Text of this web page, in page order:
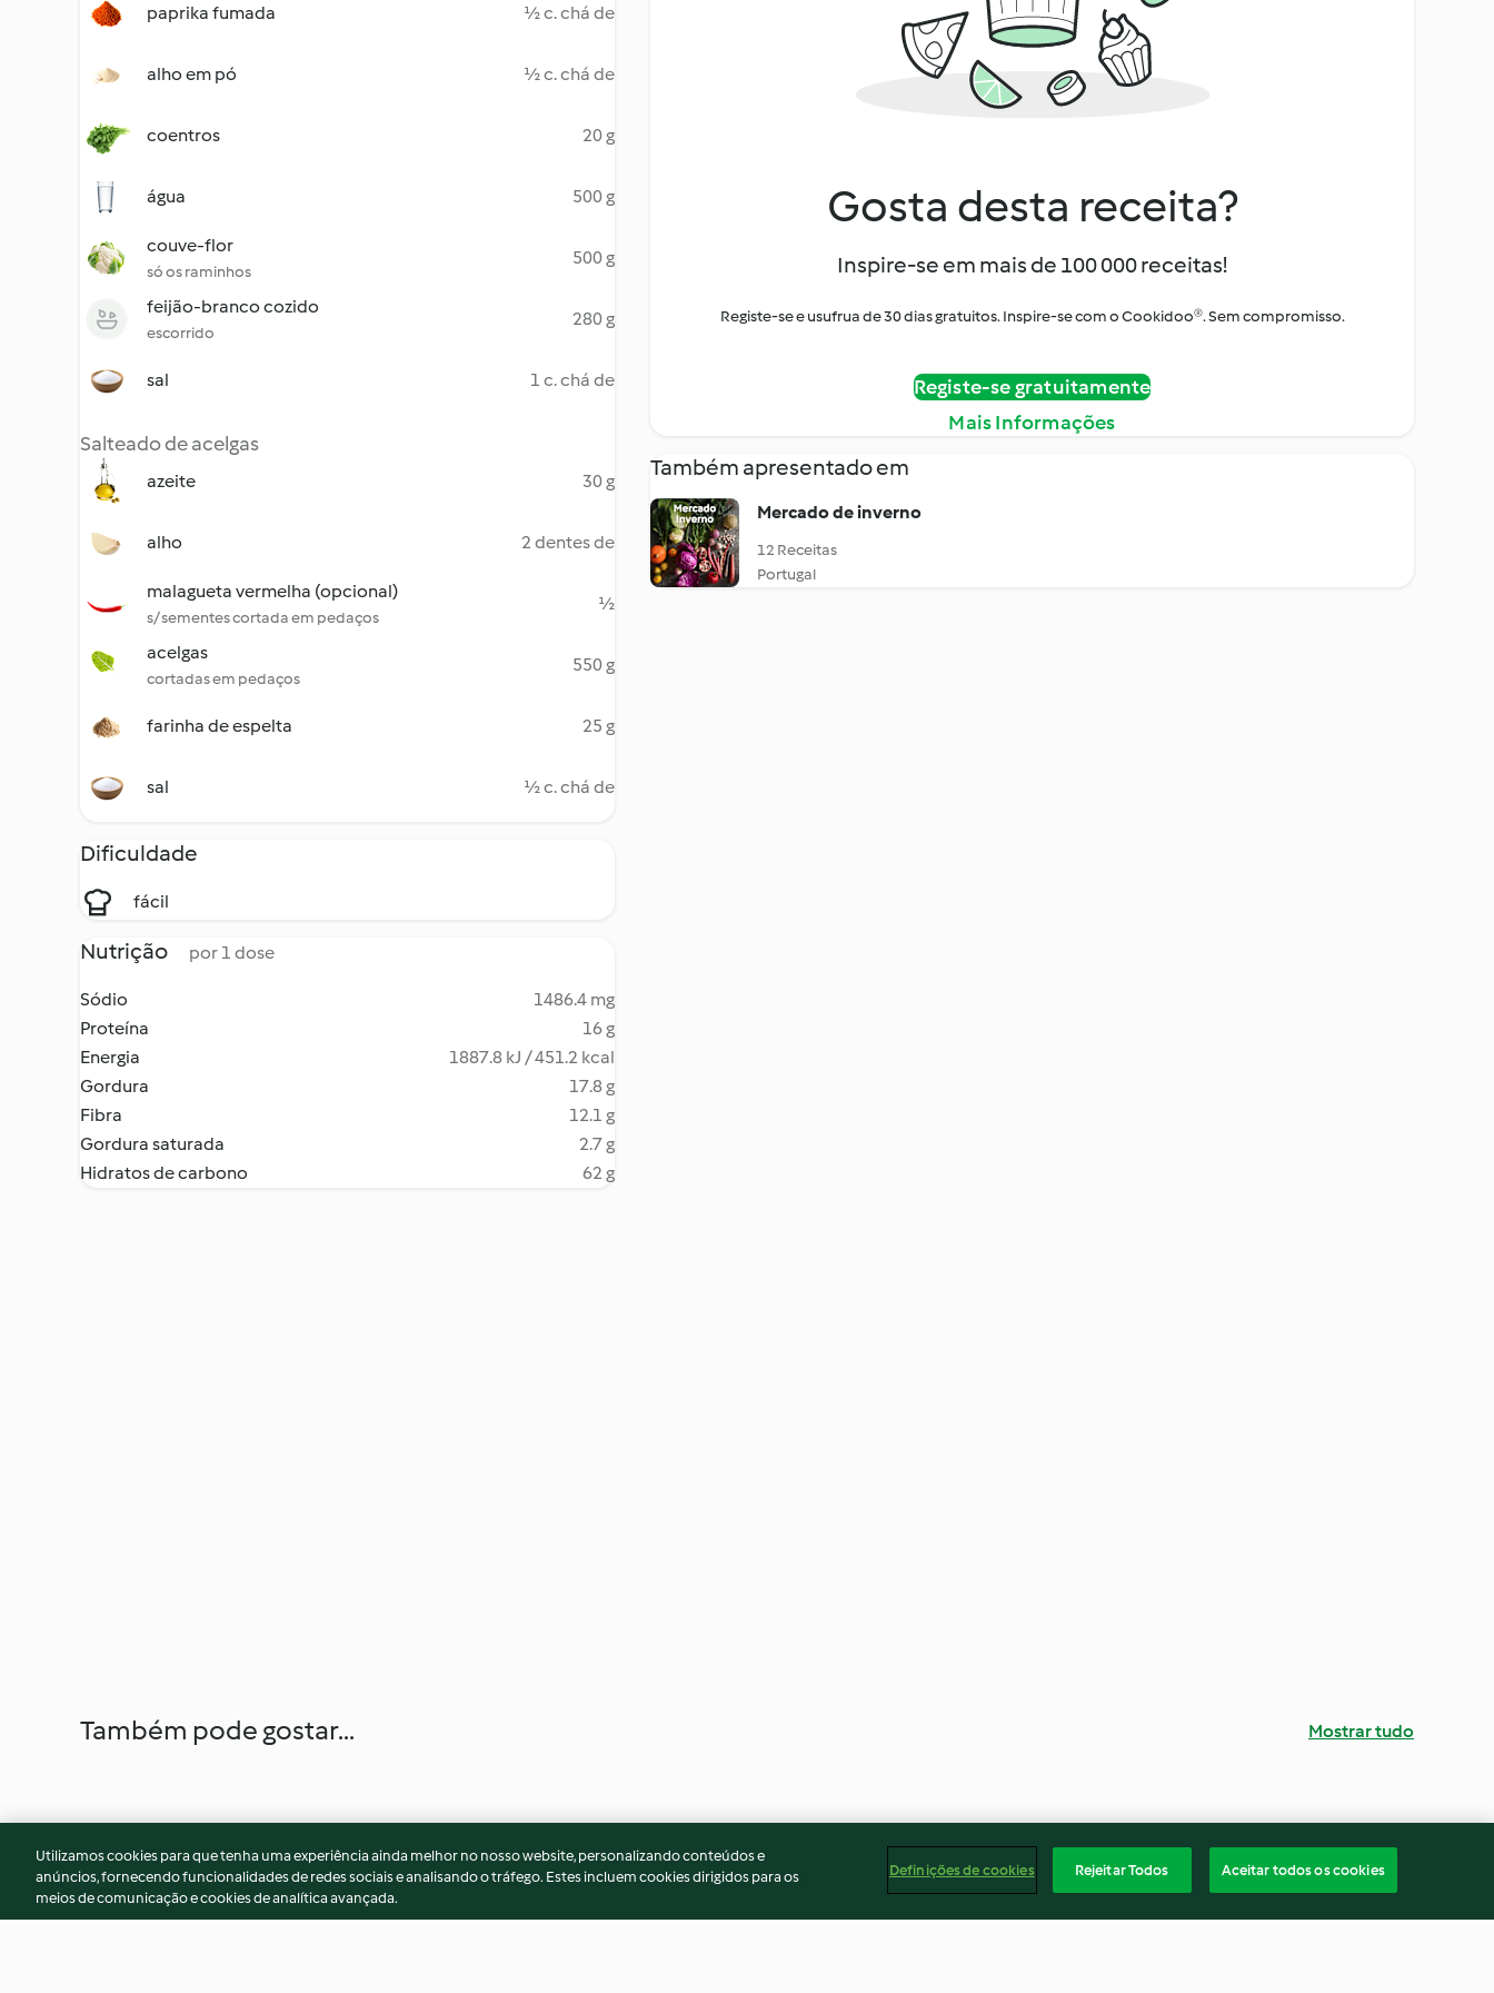
paprika fumada ½ c. chá de
alho em pó ½ c. chá de
coentros 20 g
água 500 g
couve-flor
só os raminhos
500 g
feijão-branco cozido
escorrido
280 g
sal 1 c. chá de
Salteado de acelgas
azeite 30 g
alho 2 dentes de
malagueta vermelha (opcional)
s/ sementes cortada em pedaços
½
acelgas
cortadas em pedaços
550 g
farinha de espelta 25 g
sal ½ c. chá de
Dificuldade
fácil
Nutrição por 1 dose
Sódio
1486.4 mg
Proteína
16 g
Energia
1887.8 kJ / 451.2 kcal
Gordura
17.8 g
Fibra
12.1 g
Gordura saturada
2.7 g
Hidratos de carbono
62 g
Gosta desta receita?
Inspire-se em mais de 100 000 receitas!
Registe-se e usufrua de 30 dias gratuitos. Inspire-se com o Cookidoo®. Sem compromisso.
Registe-se gratuitamente
Mais Informações
Também apresentado em
Mercado de inverno
12 Receitas
Portugal
Também pode gostar... Mostrar tudo
Utilizamos cookies para que tenha uma experiência ainda melhor no nosso website, personalizando conteúdos e
anúncios, fornecendo funcionalidades de redes sociais e analisando o tráfego. Estes incluem cookies dirigidos para os
meios de comunicação e cookies de analítica avançada.
Definições de cookies Rejeitar Todos Aceitar todos os cookies